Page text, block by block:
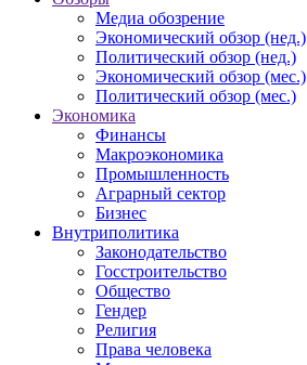
Медиа обозрение
Экономический обзор (нед.)
Политический обзор (нед.)
Экономический обзор (мес.)
Политический обзор (мес.)
Экономика
Финансы
Макроэкономика
Промышленность
Аграрный сектор
Бизнес
Внутриполитика
Законодательство
Госстроительство
Общество
Гендер
Религия
Права человека